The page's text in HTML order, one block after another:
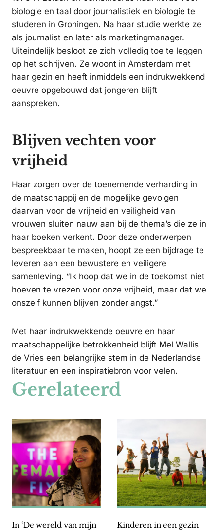
biologie en taal door journalistiek en biologie te
studeren in Groningen. Na haar studie werkte ze
als journalist en later als marketingmanager.
Uiteindelijk besloot ze zich volledig toe te leggen
op het schrijven. Ze woont in Amsterdam met
haar gezin en heeft inmiddels een indrukwekkend
oeuvre opgebouwd dat jongeren blijft
aanspreken.
Blijven vechten voor
vrijheid
Haar zorgen over de toenemende verharding in
de maatschappij en de mogelijke gevolgen
daarvan voor de vrijheid en veiligheid van
vrouwen sluiten nauw aan bij de thema’s die ze in
haar boeken verkent. Door deze onderwerpen
bespreekbaar te maken, hoopt ze een bijdrage te
leveren aan een bewustere en veiligere
samenleving. “Ik hoop dat we in de toekomst niet
hoeven te vrezen voor onze vrijheid, maar dat we
onszelf kunnen blijven zonder angst.”
Met haar indrukwekkende oeuvre en haar
maatschappelijke betrokkenheid blijft Mel Wallis
de Vries een belangrijke stem in de Nederlandse
literatuur en een inspiratiebron voor velen.
Gerelateerd
In ‘De wereld van mijn
Kinderen in een gezin